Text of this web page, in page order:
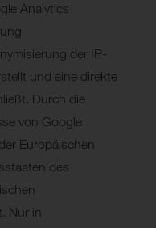
Analytics
der IP-
und eine direkte
Durch die
von Google
Europäischen
des
Nur in